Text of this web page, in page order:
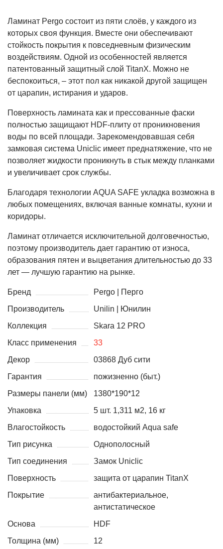
Ламинат Pergo состоит из пяти слоёв, у каждого из
которых своя функция. Вместе они обеспечивают
стойкость покрытия к повседневным физическим
воздействиям. Одной из особенностей является
патентованный защитный слой TitanX. Можно не
беспокоиться, – этот пол как никакой другой защищен
от царапин, истирания и ударов.
Поверхность ламината как и прессованные фаски
полностью защищают HDF-плиту от проникновения
воды по всей площади. Зарекомендовавшая себя
замковая система Uniclic имеет преднатяжение, что не
позволяет жидкости проникнуть в стык между планками
и увеличивает срок службы.
Благодаря технологии AQUA SAFE укладка возможна в
любых помещениях, включая ванные комнаты, кухни и
коридоры.
Ламинат отличается исключительной долговечностью,
поэтому производитель дает гарантию от износа,
образования пятен и выцветания длительностью до 33
лет — лучшую гарантию на рынке.
Бренд
Pergo | Перго
Производитель
Unilin | Юнилин
Коллекция
Skara 12 PRO
Класс применения
33
Декор
03868 Дуб сити
Гарантия
пожизненно (быт.)
Размеры панели (мм)
1380*190*12
Упаковка
5 шт. 1,311 м2, 16 кг
Влагостойкость
водостойкий Aqua safe
Тип рисунка
Однополосный
Тип соединения
Замок Uniclic
Поверхность
защита от царапин TitanX
Покрытие
антибактериальное,
антистатическое
Основа
HDF
Толщина (мм)
12